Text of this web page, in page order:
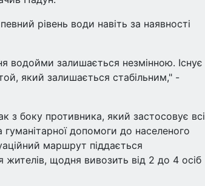
рівень води навіть за наявності
водойми залишається незмінною. Існує
який залишається стабільним," -
з боку противника, який застосовує всі
допомоги до населеного
маршрут піддається
жителів, щодня вивозить від 2 до 4 осіб